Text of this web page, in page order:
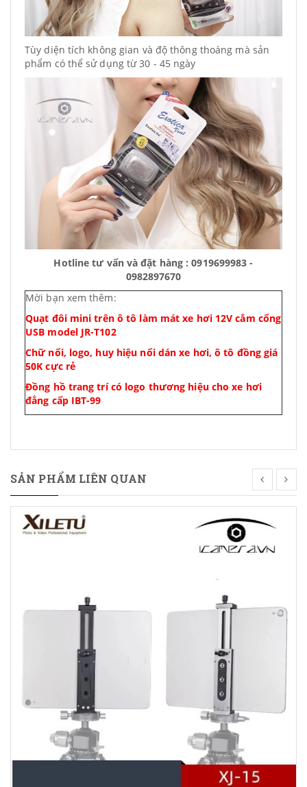
Tùy diện tích không gian và độ thông thoáng mà sản
phẩm có thể sử dụng từ 30 - 45 ngày
Hotline tư vấn và đặt hàng : 0919699983 -
0982897670
Mời bạn xem thêm:
Quạt đôi mini trên ô tô làm mát xe hơi 12V cắm cổng
USB model JR-T102
Chữ nổi, logo, huy hiệu nổi dán xe hơi, ô tô đồng giá
50K cực rẻ
Đồng hồ trang trí có logo thương hiệu cho xe hơi
đẳng cấp IBT-99
SẢN PHẨM LIÊN QUAN